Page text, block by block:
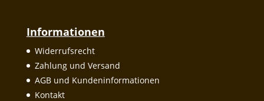
Informationen
Widerrufsrecht
Zahlung und Versand
AGB und Kundeninformationen
Kontakt